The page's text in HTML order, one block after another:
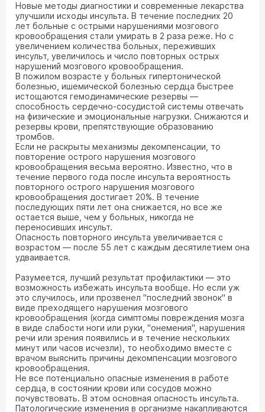
Новые методы диагностики и современные лекарства
улучшили исходы инсульта. В течение последних 20
лет больные с острыми нарушениями мозгового
кровообращения стали умирать в 2 раза реже. Но с
увеличением количества больных, переживших
инсульт, увеличилось и число повторных острых
нарушений мозгового кровообращения.
В пожилом возрасте у больных гипертонической
болезнью, ишемической болезнью сердца быстрее
истощаются гемодинамические резервы —
способность сердечно-сосудистой системы отвечать
на физические и эмоциональные нагрузки. Снижаются и
резервы крови, препятствующие образованию
тромбов.
Если не раскрыты механизмы декомпенсации, то
повторение острого нарушения мозгового
кровообращения весьма вероятно. Известно, что в
течение первого года после инсульта вероятность
повторного острого нарушения мозгового
кровообращения достигает 20%. В течение
последующих пяти лет она снижается, но все же
остается выше, чем у больных, никогда не
переносивших инсульт.
Опасность повторного инсульта увеличивается с
возрастом — после 55 лет с каждым десятилетием она
удваивается.
Разумеется, лучший результат профилактики — это
возможность избежать инсульта вообще. Но если уж
это случилось, или прозвенел "последний звонок" в
виде преходящего нарушения мозгового
кровообращения (когда симптомы повреждения мозга
в виде слабости ноги или руки, "онемения", нарушения
речи или зрения появились и в течение нескольких
минут или часов исчезли), то необходимо вместе с
врачом выяснить причины декомпенсации мозгового
кровообращения.
Не все потенциально опасные изменения в работе
сердца, в состоянии крови или сосудов можно
почувствовать. В этом основная опасность инсульта.
Патологические изменения в организме накапливаются